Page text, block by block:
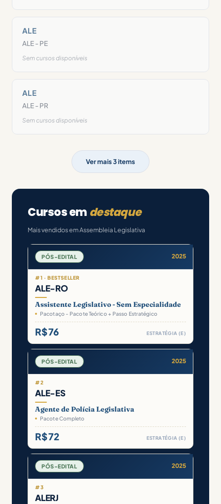
ALE
ALE - PE
Sem cursos disponíveis
ALE
ALE - PR
Sem cursos disponíveis
Ver mais 3 items
Cursos emdestaque
Mais vendidos em Assembleia Legislativa
PÓS-EDITAL 2025
#1 · BESTSELLER
ALE-RO
Assistente Legislativo - Sem Especialidade
Pacotaço - Pacote Teórico + Passo Estratégico
R$ 76 ESTRATÉGIA (E)
PÓS-EDITAL 2025
#2
ALE-ES
Agente de Polícia Legislativa
Pacote Completo
R$ 72 ESTRATÉGIA (E)
PÓS-EDITAL 2025
#3
ALERJ